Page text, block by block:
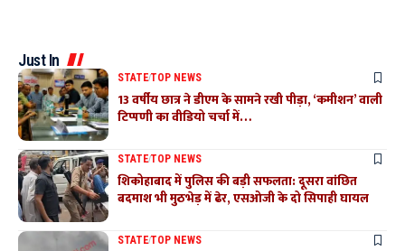
Just In
STATETOP NEWS
13 वर्षीय छात्र ने डीएम के सामने रखी पीड़ा, ‘कमीशन’ वाली
टिप्पणी का वीडियो चर्चा में…
STATETOP NEWS
शिकोहाबाद में पुलिस की बड़ी सफलता: दूसरा वांछित
बदमाश भी मुठभेड़ में ढेर, एसओजी के दो सिपाही घायल
STATETOP NEWS